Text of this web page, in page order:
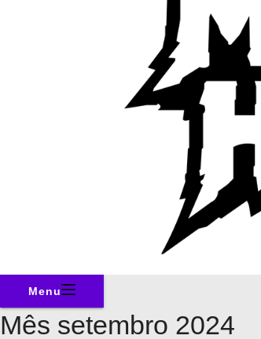
Menu
Mês setembro 2024